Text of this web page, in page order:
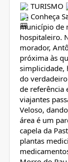
TURISMO
Conheça
município de
hospitaleiro.
morador,
próxima às
simplicidade,
do
de referência
viajantes
Veloso,
área é um
capela da
plantas